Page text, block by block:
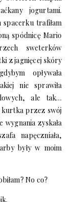
jogurtami.
trafiłam
spódnicę Mario
sweterków
z jagnięcej skóry
opływała
nie sprawiła
ale tak…
kurtka przez swój
zyskała
napęczniała,
były w moim
No co?